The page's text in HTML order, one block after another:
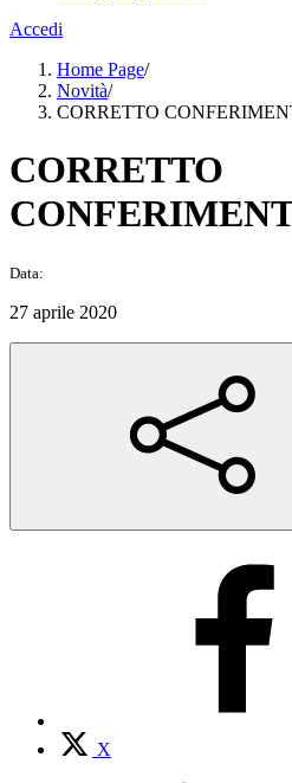
Accedi
Home Page/
Novità/
CORRETTO
CORRETTO
Data:
27 aprile 2020
X